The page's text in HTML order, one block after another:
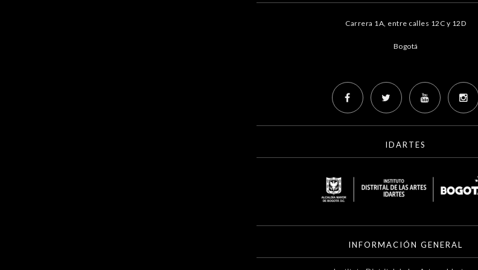
Carrera 1A, entre calles 12C y 12D
Bogotá
IDARTES
INFORMACIÓN GENERAL